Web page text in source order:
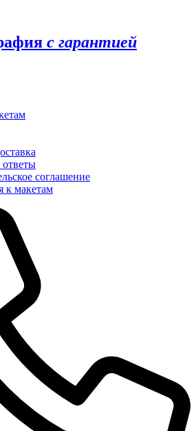
с гарантией
соглашение
к макетам